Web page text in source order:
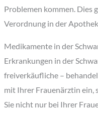
Problemen kommen. Dies
Verordnung in der
Medikamente in der
Erkrankungen in der
freiverkäufliche –
mit Ihrer Frauenärztin ein,
Sie nicht nur bei Ihrer